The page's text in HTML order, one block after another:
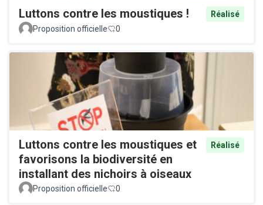
Luttons contre les moustiques !
Réalisé
Proposition officielle
0
Luttons contre les moustiques et
favorisons la biodiversité en
installant des nichoirs à oiseaux
Réalisé
Proposition officielle 0